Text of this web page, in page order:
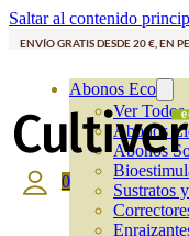
Saltar al contenido
ENVÍO GRATIS DESDE 20 €, EN
Abonos Eco
Ver Todos
Abonos
Abonos
Sustratos
0